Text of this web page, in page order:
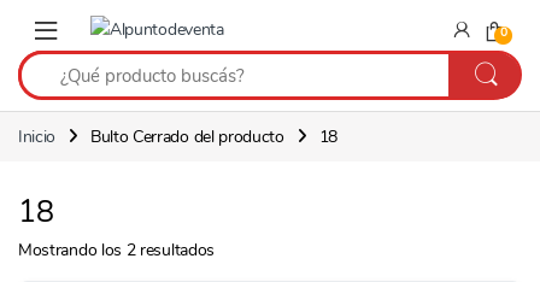
Saltar a navegación
0
Inicio Bulto Cerrado del producto 18
18
Mostrando los 2 resultados